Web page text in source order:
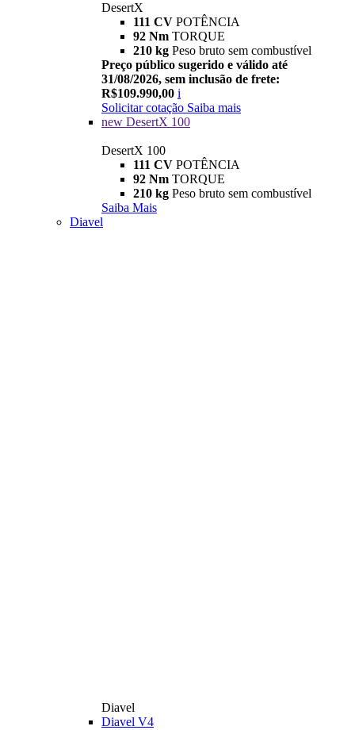
DesertX
111 CV POTÊNCIA
92 Nm TORQUE
210 kg Peso bruto sem combustível
Preço público sugerido e válido até
31/08/2026, sem inclusão de frete:
R$109.990,00 i
Solicitar cotação Saiba mais
new DesertX 100
DesertX 100
111 CV POTÊNCIA
92 Nm TORQUE
210 kg Peso bruto sem combustível
Saiba Mais
Diavel
Diavel
Diavel V4